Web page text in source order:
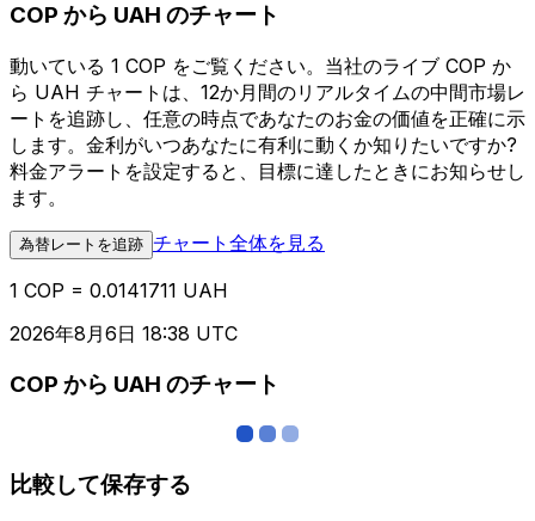
COP から UAH のチャート
動いている 1 COP をご覧ください。当社のライブ COP か
ら UAH チャートは、12か月間のリアルタイムの中間市場レ
ートを追跡し、任意の時点であなたのお金の価値を正確に示
します。金利がいつあなたに有利に動くか知りたいですか?
料金アラートを設定すると、目標に達したときにお知らせし
ます。
為替レートを追跡 チャート全体を見る
1 COP = 0.0141711 UAH
2026年8月6日 18:38 UTC
COP から UAH のチャート
比較して保存する